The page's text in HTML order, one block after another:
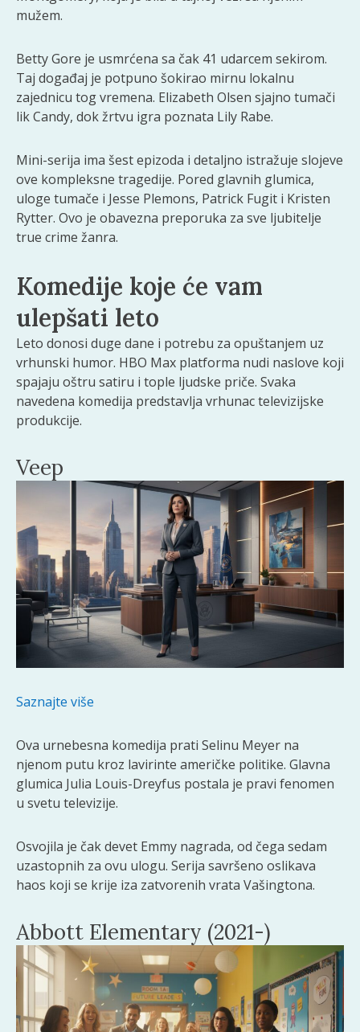
mužem.
Betty Gore je usmrćena sa čak 41 udarcem sekirom.
Taj događaj je potpuno šokirao mirnu lokalnu
zajednicu tog vremena. Elizabeth Olsen sjajno tumači
lik Candy, dok žrtvu igra poznata Lily Rabe.
Mini-serija ima šest epizoda i detaljno istražuje slojeve
ove kompleksne tragedije. Pored glavnih glumica,
uloge tumače i Jesse Plemons, Patrick Fugit i Kristen
Rytter. Ovo je obavezna preporuka za sve ljubitelje
true crime žanra.
Komedije koje će vam
ulepšati leto
Leto donosi duge dane i potrebu za opuštanjem uz
vrhunski humor. HBO Max platforma nudi naslove koji
spajaju oštru satiru i tople ljudske priče. Svaka
navedena komedija predstavlja vrhunac televizijske
produkcije.
Veep
Saznajte više
Ova urnebesna komedija prati Selinu Meyer na
njenom putu kroz lavirinte američke politike. Glavna
glumica Julia Louis-Dreyfus postala je pravi fenomen
u svetu televizije.
Osvojila je čak devet Emmy nagrada, od čega sedam
uzastopnih za ovu ulogu. Serija savršeno oslikava
haos koji se krije iza zatvorenih vrata Vašingtona.
Abbott Elementary (2021-)